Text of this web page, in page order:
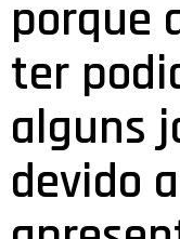
porque
ter
alguns
devido